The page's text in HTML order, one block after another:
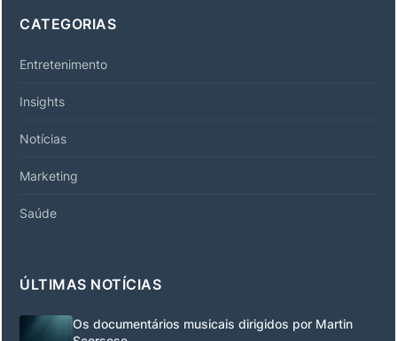
CATEGORIAS
Entretenimento
Insights
Notícias
Marketing
Saúde
ÚLTIMAS NOTÍCIAS
Os documentários musicais dirigidos por Martin